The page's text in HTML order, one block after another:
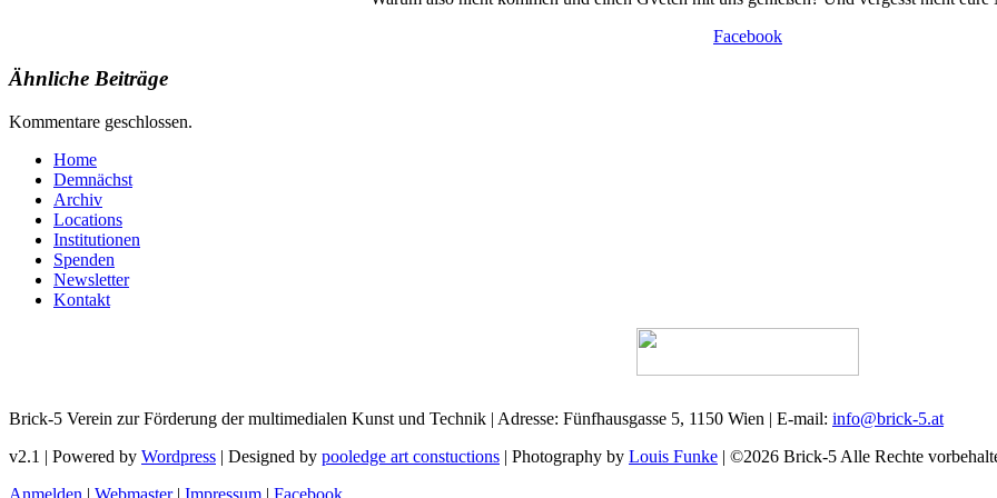
Facebook
Ähnliche Beiträge
Kommentare geschlossen.
Home
Demnächst
Archiv
Locations
Institutionen
Spenden
Newsletter
Kontakt
Brick-5 Verein zur Förderung der multimedialen Kunst und Technik | Adresse: Fünfhausgasse 5, 1150 Wien | E-mail: info@brick-5.at
v2.1 | Powered by Wordpress | Designed by pooledge art constuctions | Photography by Louis Funke | ©2026 Brick-5 Alle Rechte
Anmelden | Webmaster| Impressum | Facebook